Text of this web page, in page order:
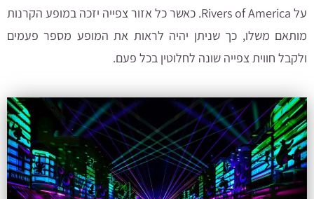
על Rivers of America. כאשר כל אזור צפייה יזכה במופע הקרנות
מותאם משלו, כך שניתן יהיה לראות את המופע מספר פעמים
ולקבל חווית צפייה שונה לחלוטין בכל פעם.